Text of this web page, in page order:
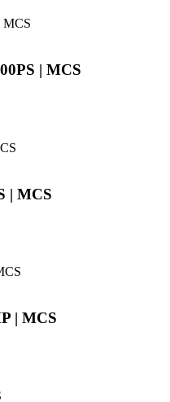
| MCS
| MCS
| MCS